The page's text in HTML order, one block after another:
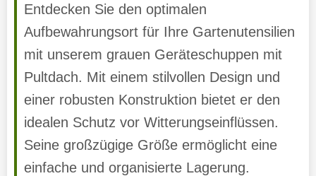
Entdecken Sie den optimalen
Aufbewahrungsort für Ihre Gartenutensilien
mit unserem grauen Geräteschuppen mit
Pultdach. Mit einem stilvollen Design und
einer robusten Konstruktion bietet er den
idealen Schutz vor Witterungseinflüssen.
Seine großzügige Größe ermöglicht eine
einfache und organisierte Lagerung.